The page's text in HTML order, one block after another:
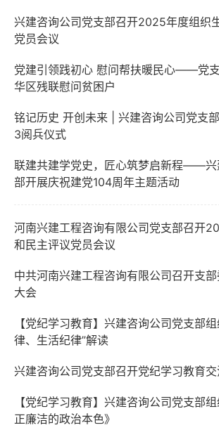
兴建咨询公司党支部召开2025年度组织
党员会议
党建引领践初心 慰问帮扶暖民心——党
华区残联慰问贫困户
铭记历史 开创未来 | 兴建咨询公司党支
3阅兵仪式
联建共建学党史，匠心筑梦启新程——兴
部开展庆祝建党104周年主题活动
河南兴建工程咨询有限公司党支部召开
和民主评议党员会议
中共河南兴建工程咨询有限公司召开支
大会
【党纪学习教育】兴建咨询公司党支部
律、生活纪律”解读
兴建咨询公司党支部召开党纪学习教育
【党纪学习教育】兴建咨询公司党支部
正廉洁的政治本色》